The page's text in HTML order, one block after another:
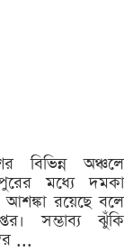
বিভিন্ন অঞ্চলে
মধ্যে দমকা
আশঙ্কা রয়েছে বলে
সম্ভাব্য ঝুঁকি
...